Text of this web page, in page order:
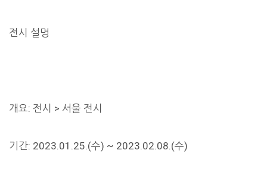
전시 설명
개요: 전시 > 서울 전시
기간: 2023.01.25.(수) ~ 2023.02.08.(수)